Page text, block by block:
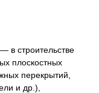
— в строительстве
плоскостных
перекрытий,
и др.),